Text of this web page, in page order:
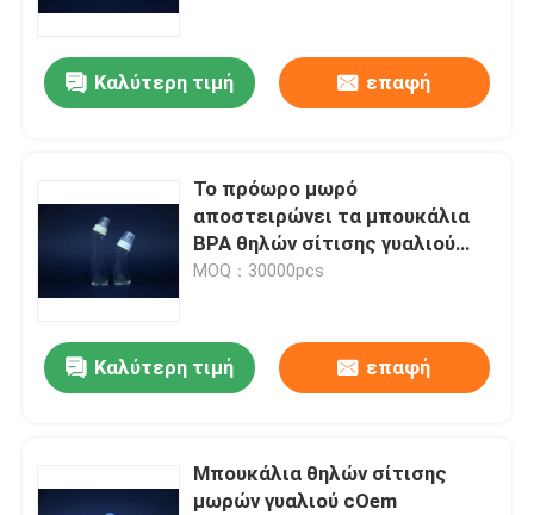
Καλύτερη τιμή επαφή
Το πρόωρο μωρό
αποστειρώνει τα μπουκάλια
BPA θηλών σίτισης γυαλιού
ελεύθερα
MOQ：30000pcs
Καλύτερη τιμή επαφή
Μπουκάλια θηλών σίτισης
μωρών γυαλιού cOem